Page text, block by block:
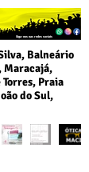
Siga-nos nas redes sociais
Balneário
Maracajá,
Praia
do Sul,